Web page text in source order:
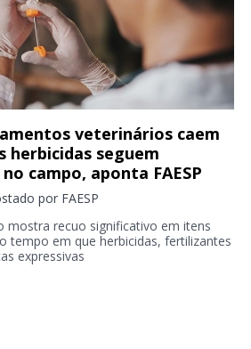
veterinários caem
herbicidas seguem
campo, aponta FAESP
por FAESP
mostra recuo significativo em itens
tempo em que herbicidas, fertilizantes
expressivas